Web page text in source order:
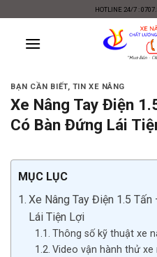
content
HOTLINE 24/7 :
BẠN CẦN BIẾT, TIN XE NÂNG
Xe Nâng Tay Điện
Có Bàn Đứng Lái
MỤC LỤC
Xe Nâng Tay Điện 1.5
Lái Tiện Lợi
Thông số kỹ thuật xe
Video vận hành thử